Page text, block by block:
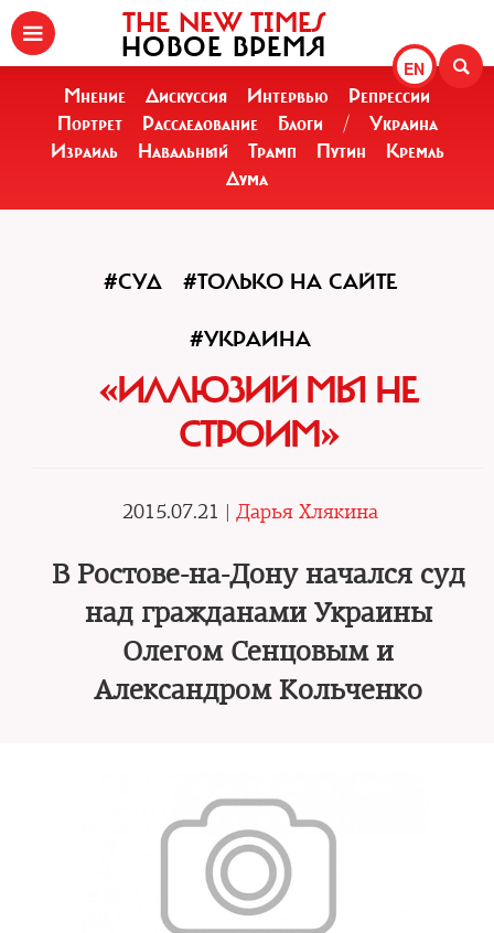
EN
THE NEW TIMES
НОВОЕ ВРЕМЯ
Мнение Дискуссия Интервью
Репрессии
Портрет
Расследование Блоги /
Украина
Израиль
Навальный Трамп Путин
Кремль
Дума
#СУД #ТОЛЬКО НА САЙТЕ
#УКРАИНА
«ИЛЛЮЗИЙ МЫ НЕ
СТРОИМ»
2015.07.21 | Дарья Хлякина
В Ростове-на-Дону начался суд
над гражданами Украины
Олегом Сенцовым и
Александром Кольченко